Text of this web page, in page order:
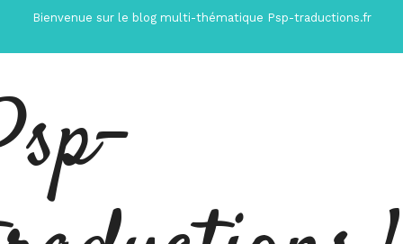
contenu
Bienvenue sur le blog multi-thématique Psp-traductions.fr